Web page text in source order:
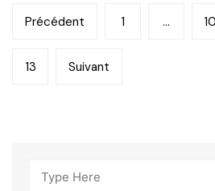
Pagination
publications
Précédent 1 … 10
13 Suivant